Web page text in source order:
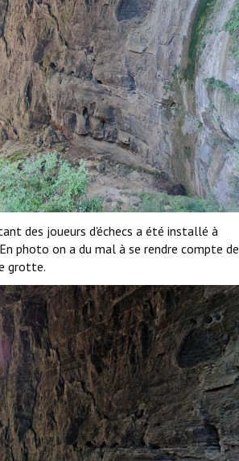
des joueurs d'échecs a été installé à
photo on a du mal à se rendre compte de
grotte.